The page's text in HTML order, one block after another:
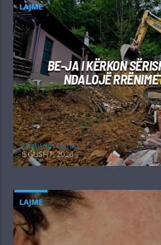
LAJME
BE-JA I KËRKON
NDALOJË
Kushtrim Guraj
5 GUSHT, 2026
LAJME